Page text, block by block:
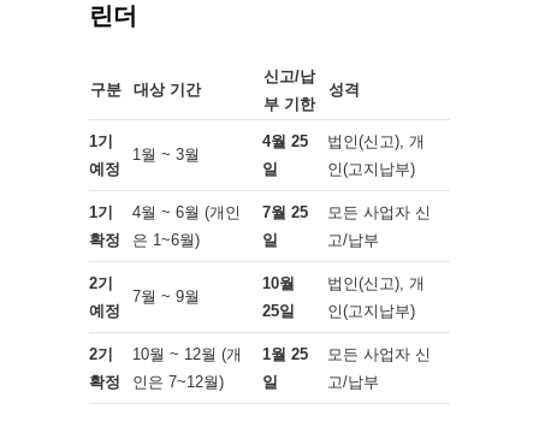
린더
구분 대상 기간
신고/납
부 기한
성격
1기
예정
1월 ~ 3월
4월 25
일
법인(신고), 개
인(고지납부)
1기
확정
4월 ~ 6월 (개인
은 1~6월)
7월 25
일
모든 사업자 신
고/납부
2기
예정
7월 ~ 9월
10월
25일
법인(신고), 개
인(고지납부)
2기
확정
10월 ~ 12월 (개
인은 7~12월)
1월 25
일
모든 사업자 신
고/납부